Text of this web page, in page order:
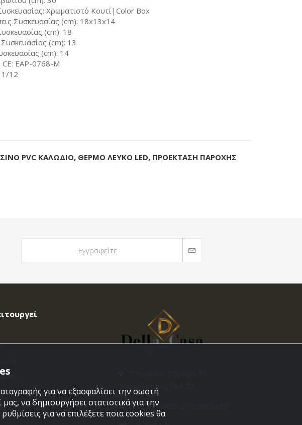
Χρωματιστό Κουτί|Color Box
Συσκευασίας (cm): 18x13x14
(cm): 18
(cm): 13
(cm): 14
CE: EAP-0768-M
1/12
PVC ΚΑΛΩΔΙΟ, ΘΕΡΜΟ ΛΕΥΚΟ LED, ΠΡΟΕΚΤΑΣΗ ΠΑΡΟΧΗΣ
Cookies
Αργυρούπολη 164 52
210 9960427-210 9960489
για να εξασφαλίσει την σωστή
να δημιουργήσει στατιστικά για την
για να επιλέξετε ποια cookies θα